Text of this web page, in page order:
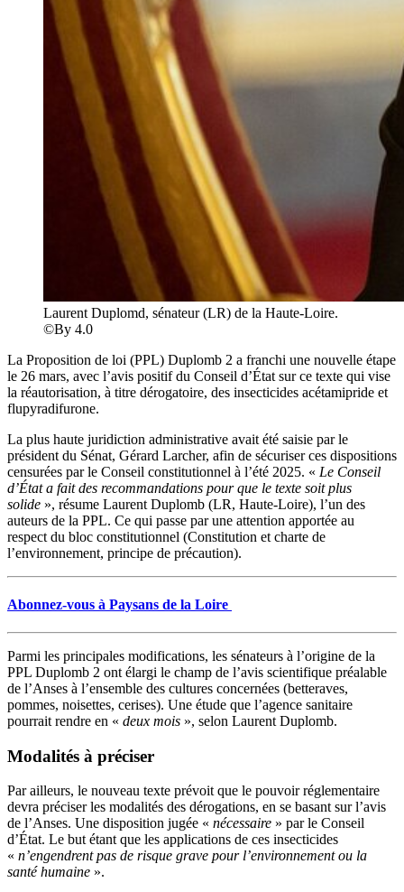
Laurent Duplomd, sénateur (LR) de la Haute-Loire.
©By 4.0
La Proposition de loi (PPL) Duplomb 2 a franchi une nouvelle étape
le 26 mars, avec l’avis positif du Conseil d’État sur ce texte qui vise
la réautorisation, à titre dérogatoire, des insecticides acétamipride et
flupyradifurone.
La plus haute juridiction administrative avait été saisie par le
président du Sénat, Gérard Larcher, afin de sécuriser ces dispositions
censurées par le Conseil constitutionnel à l’été 2025. « Le Conseil
d’État a fait des recommandations pour que le texte soit plus
solide », résume Laurent Duplomb (LR, Haute-Loire), l’un des
auteurs de la PPL. Ce qui passe par une attention apportée au
respect du bloc constitutionnel (Constitution et charte de
l’environnement, principe de précaution).
Abonnez-vous à Paysans de la Loire
Parmi les principales modifications, les sénateurs à l’origine de la
PPL Duplomb 2 ont élargi le champ de l’avis scientifique préalable
de l’Anses à l’ensemble des cultures concernées (betteraves,
pommes, noisettes, cerises). Une étude que l’agence sanitaire
pourrait rendre en « deux mois », selon Laurent Duplomb.
Modalités à préciser
Par ailleurs, le nouveau texte prévoit que le pouvoir réglementaire
devra préciser les modalités des dérogations, en se basant sur l’avis
de l’Anses. Une disposition jugée « nécessaire » par le Conseil
d’État. Le but étant que les applications de ces insecticides
« n’engendrent pas de risque grave pour l’environnement ou la
santé humaine ».